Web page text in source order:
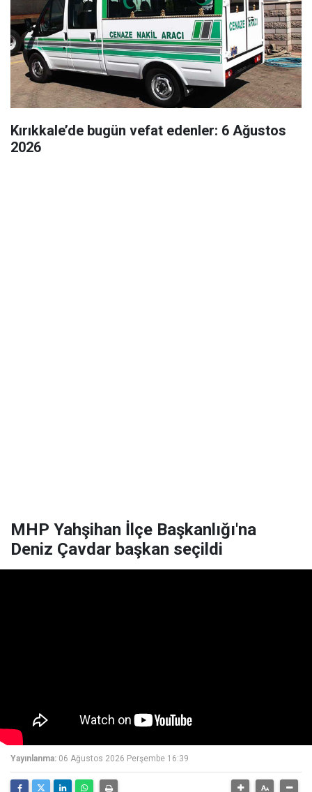
Kırıkkale’de bugün vefat edenler: 6 Ağustos
2026
MHP Yahşihan İlçe Başkanlığı'na
Deniz Çavdar başkan seçildi
Yayınlanma: 06 Ağustos 2026 Perşembe 16:39